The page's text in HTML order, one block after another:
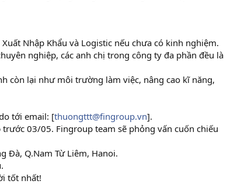
Nhập Khẩu và Logistic nếu chưa có kinh nghiệm.
nghiệp, các anh chị trong công ty đa phần đều là
còn lại như môi trường làm việc, nâng cao kĩ năng,
tới email: [thuongttt@fingroup.vn].
03/05. Fingroup team sẽ phỏng vấn cuốn chiếu
Đà, Q.Nam Từ Liêm, Hanoi.
tốt nhất!